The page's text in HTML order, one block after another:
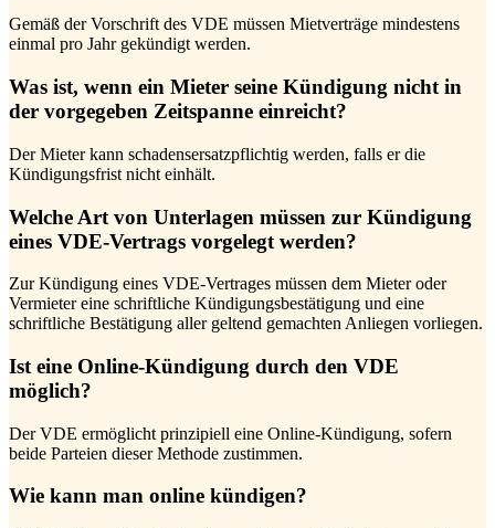
Gemäß der Vorschrift des VDE müssen Mietverträge mindestens
einmal pro Jahr gekündigt werden.
Was ist, wenn ein Mieter seine Kündigung nicht in
der vorgegeben Zeitspanne einreicht?
Der Mieter kann schadensersatzpflichtig werden, falls er die
Kündigungsfrist nicht einhält.
Welche Art von Unterlagen müssen zur Kündigung
eines VDE-Vertrags vorgelegt werden?
Zur Kündigung eines VDE-Vertrages müssen dem Mieter oder
Vermieter eine schriftliche Kündigungsbestätigung und eine
schriftliche Bestätigung aller geltend gemachten Anliegen vorliegen.
Ist eine Online-Kündigung durch den VDE
möglich?
Der VDE ermöglicht prinzipiell eine Online-Kündigung, sofern
beide Parteien dieser Methode zustimmen.
Wie kann man online kündigen?